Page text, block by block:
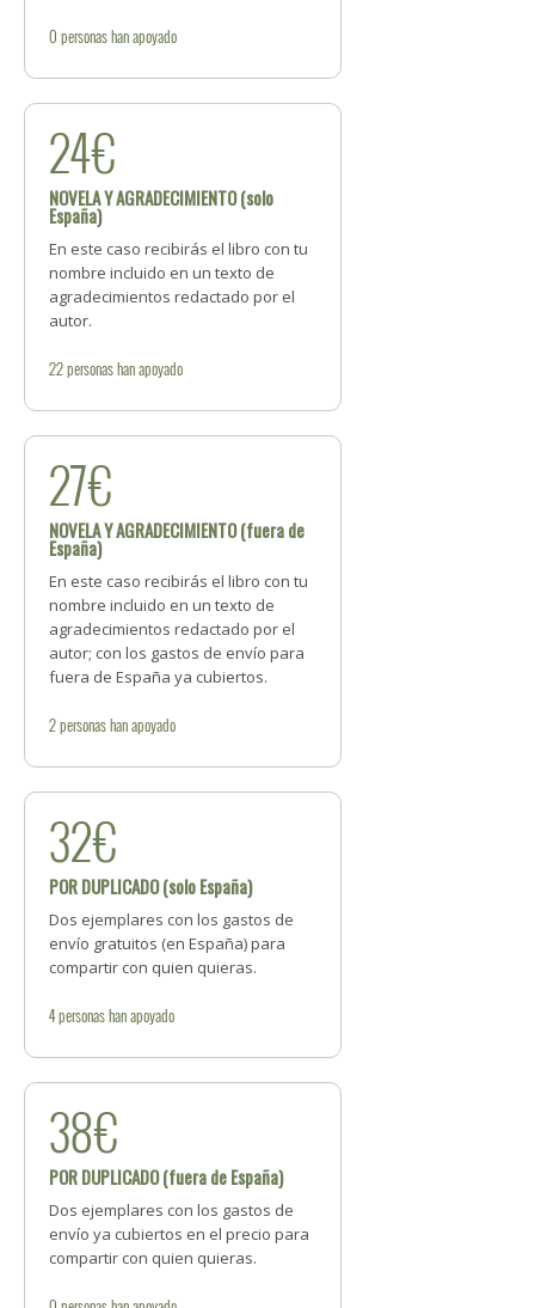
0 personashan apoyado
24€
NOVELA Y AGRADECIMIENTO (solo
España)
En este caso recibirás el libro con tu
nombre incluido en un texto de
agradecimientos redactado por el
autor.
22personashan apoyado
27€
NOVELA Y AGRADECIMIENTO (fuera de
España)
En este caso recibirás el libro con tu
nombre incluido en un texto de
agradecimientos redactado por el
autor; con los gastos de envío para
fuera de España ya cubiertos.
2personashan apoyado
32€
POR DUPLICADO (solo España)
Dos ejemplares con los gastos de
envío gratuitos (en España) para
compartir con quien quieras.
4personashan apoyado
38€
POR DUPLICADO (fuera de España)
Dos ejemplares con los gastos de
envío ya cubiertos en el precio para
compartir con quien quieras.